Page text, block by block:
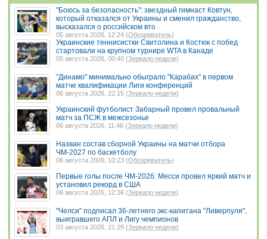
"Боюсь за безопасность": звездный гимнаст Ковтун,
который отказался от Украины и сменил гражданство,
высказался о российском вто
05 августа 2026, 12:24 (Обозреватель)
Украинские теннисистки Свитолина и Костюк с побед
стартовали на крупном турнире WTA в Канаде
05 августа 2026, 00:40 (Зеркало недели)
"Динамо" минимально обыграло "Карабах" в первом
матче квалификации Лиги конференций
06 августа 2026, 22:15 (Зеркало недели)
Украинский футболист Забарный провел провальный
матч за ПСЖ в межсезонье
06 августа 2026, 11:46 (Зеркало недели)
Назван состав сборной Украины на матчи отбора
ЧМ-2027 по баскетболу
06 августа 2026, 10:23 (Обозреватель)
Первые голы после ЧМ-2026: Месси провел яркий матч и
установил рекорд в США
06 августа 2026, 12:36 (Зеркало недели)
"Челси" подписал 36-летнего экс-капитана "Ливерпуля",
выигравшего АПЛ и Лигу чемпионов
03 августа 2026, 21:29 (Зеркало недели)